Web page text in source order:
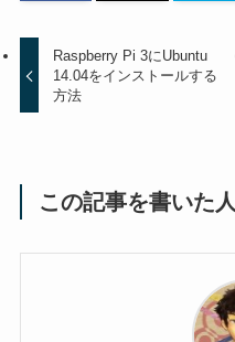
Raspberry Pi 3にUbuntu
14.04をインストールする
方法
この記事を書いた人